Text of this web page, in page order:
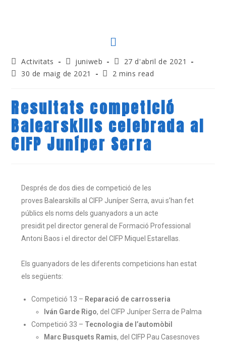
Activitats juniweb
27 d'abril de 2021
30 de maig de 2021
2 mins read
Resultats competició
Balearskills celebrada al
CIFP Juníper Serra
Després de dos dies de competició de les
proves Balearskills alCIFP Juníper Serra, avui s’han fet
públics els noms dels guanyadors a un acte
presidit pel director general de Formació Professional
Antoni Baos i el director delCIFP Miquel Estarellas.
Els guanyadors de les diferents competicions han estat
els següents:
Competició 13 – Reparació de carrosseria
Iván Garde Rigo, del CIFP Juníper Serra de Palma
Competició 33 – Tecnologia de l’automòbil
Marc Busquets Ramis, del CIFP Pau Casesnoves